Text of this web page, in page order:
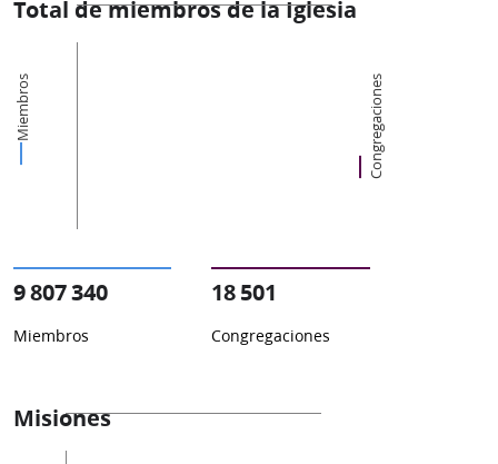
Total de miembros de la Iglesia
Miembros Congregaciones
9 807 340
Miembros
18 501
Congregaciones
Misiones